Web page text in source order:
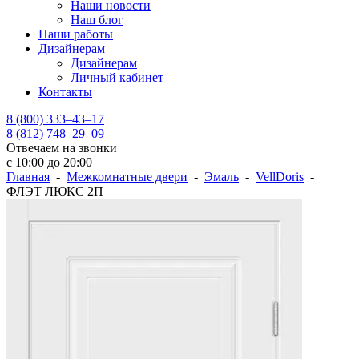
Наши новости
Наш блог
Наши работы
Дизайнерам
Дизайнерам
Личный кабинет
Контакты
8 (800) 333–43–17
8 (812) 748–29–09
Отвечаем на звонки
с 10:00 до 20:00
Главная - Межкомнатные двери - Эмаль - VellDoris -
ФЛЭТ ЛЮКС 2П